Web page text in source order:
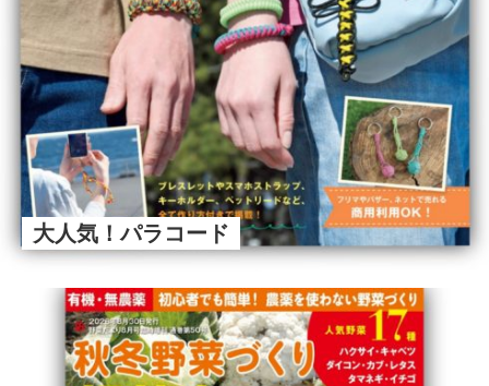
大人気！パラコード